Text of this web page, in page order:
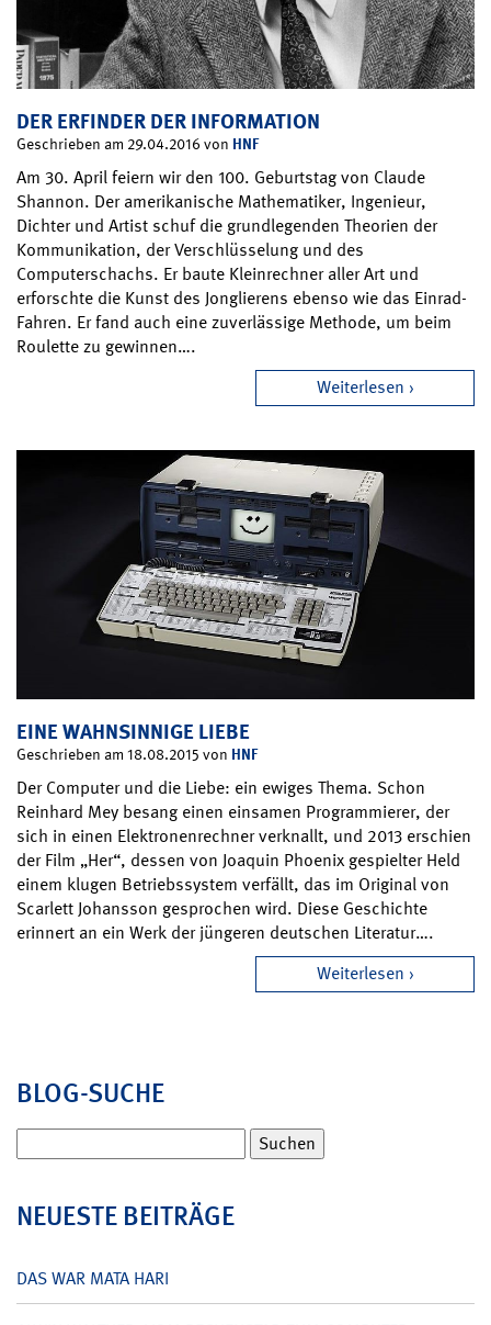
DER ERFINDER DER INFORMATION
Geschrieben am 29.04.2016 von HNF
Am 30. April feiern wir den 100. Geburtstag von Claude
Shannon. Der amerikanische Mathematiker, Ingenieur,
Dichter und Artist schuf die grundlegenden Theorien der
Kommunikation, der Verschlüsselung und des
Computerschachs. Er baute Kleinrechner aller Art und
erforschte die Kunst des Jonglierens ebenso wie das Einrad-
Fahren. Er fand auch eine zuverlässige Methode, um beim
Roulette zu gewinnen….
Weiterlesen
EINE WAHNSINNIGE LIEBE
Geschrieben am 18.08.2015 von HNF
Der Computer und die Liebe: ein ewiges Thema. Schon
Reinhard Mey besang einen einsamen Programmierer, der
sich in einen Elektronenrechner verknallt, und 2013 erschien
der Film „Her“, dessen von Joaquin Phoenix gespielter Held
einem klugen Betriebssystem verfällt, das im Original von
Scarlett Johansson gesprochen wird. Diese Geschichte
erinnert an ein Werk der jüngeren deutschen Literatur….
Weiterlesen
BLOG-SUCHE
nach:
NEUESTE BEITRÄGE
DAS WAR MATA HARI